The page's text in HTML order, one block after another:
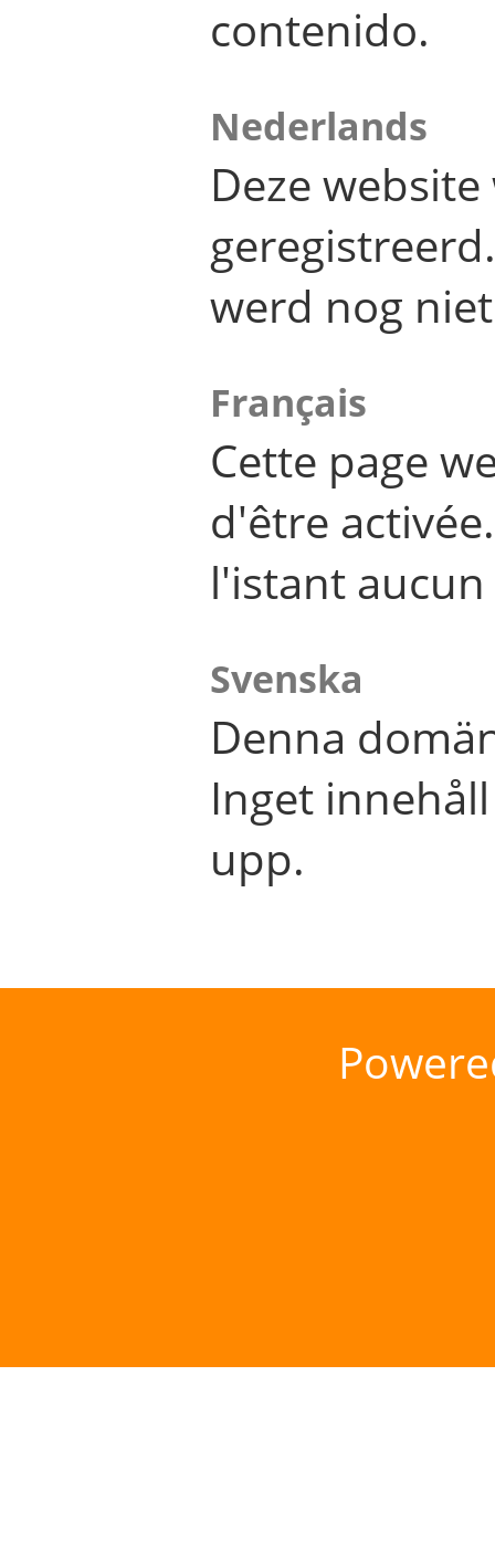
contenido.
Nederlands
Deze
werd nog
Français
Cette page
d'être
l'istant
Svenska
Denna
Inget
upp.